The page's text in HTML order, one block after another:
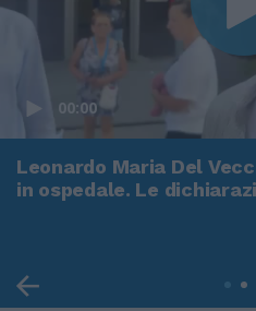
00:00
Leonardo Maria Del
in ospedale. Le